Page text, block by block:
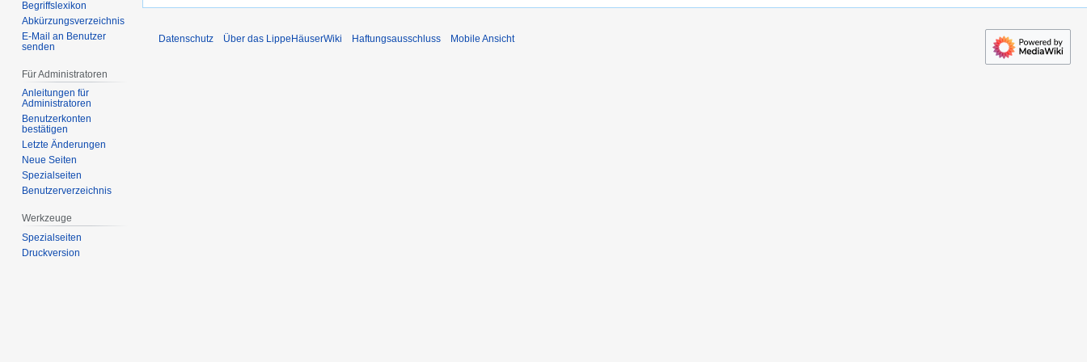
Begriffslexikon
Abkürzungsverzeichnis
E-Mail an Benutzer
senden
Für Administratoren
Anleitungen für
Administratoren
Benutzerkonten
bestätigen
Letzte Änderungen
Neue Seiten
Spezialseiten
Benutzerverzeichnis
Werkzeuge
Spezialseiten
Druckversion
Datenschutz Über das LippeHäuserWiki Haftungsausschluss Mobile Ansicht